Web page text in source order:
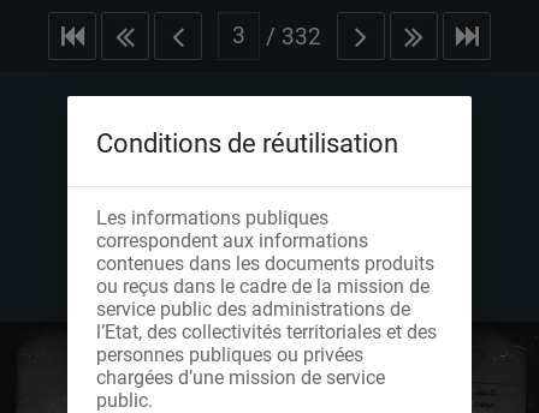
/ 332
Conditions de réutilisation
Les informations publiques
correspondent aux informations
contenues dans les documents produits
ou reçus dans le cadre de la mission de
service public des administrations de
l’Etat, des collectivités territoriales et des
personnes publiques ou privées
chargées d’une mission de service
public.